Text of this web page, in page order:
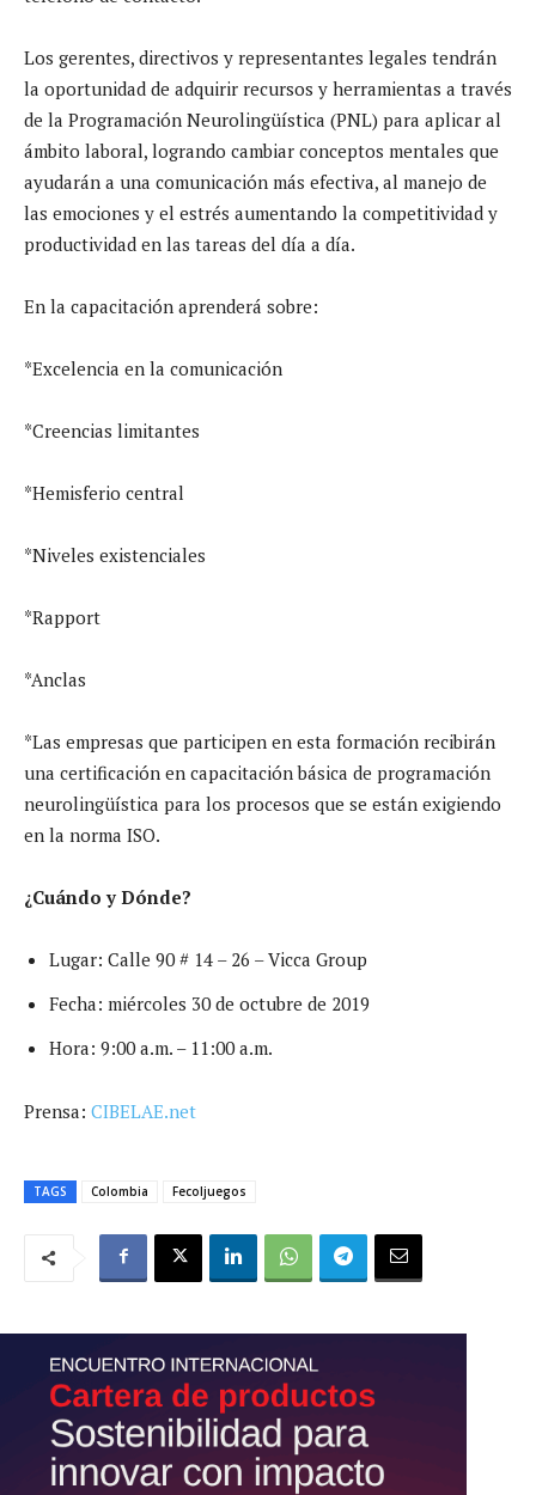
Los gerentes, directivos y representantes legales tendrán
la oportunidad de adquirir recursos y herramientas a través
de la Programación Neurolingüística (PNL) para aplicar al
ámbito laboral, logrando cambiar conceptos mentales que
ayudarán a una comunicación más efectiva, al manejo de
las emociones y el estrés aumentando la competitividad y
productividad en las tareas del día a día.
En la capacitación aprenderá sobre:
*Excelencia en la comunicación
*Creencias limitantes
*Hemisferio central
*Niveles existenciales
*Rapport
*Anclas
*Las empresas que participen en esta formación recibirán
una certificación en capacitación básica de programación
neurolingüística para los procesos que se están exigiendo
en la norma ISO.
¿Cuándo y Dónde?
Lugar: Calle 90 # 14 – 26 – Vicca Group
Fecha: miércoles 30 de octubre de 2019
Hora: 9:00 a.m. – 11:00 a.m.
Prensa: CIBELAE.net
TAGS Colombia Fecoljuegos